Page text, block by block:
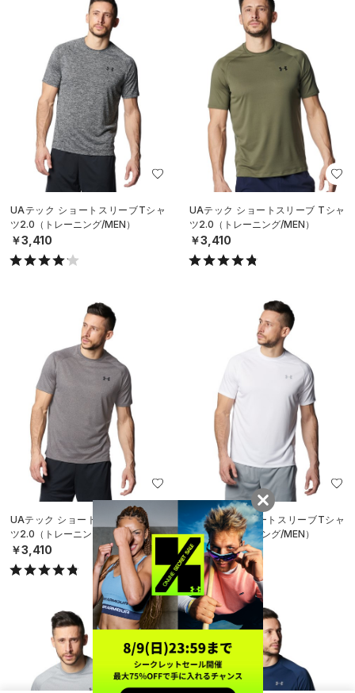
UAテック ショートスリーブTシャ
ツ2.0（トレーニング/MEN）
￥3,410
UAテック ショートスリーブ Tシャ
ツ2.0（トレーニング/MEN）
￥3,410
UAテック ショートスリーブ Tシャ
ツ2.0（トレーニング/MEN）
￥3,410
UAテック ショートスリーブTシャ
ツ2.0（トレーニング/MEN）
￥3,410